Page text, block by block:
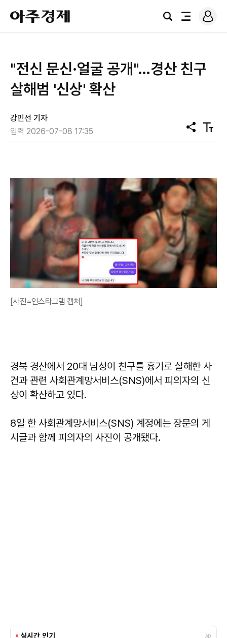
아
주
경
검
전
로
그
"전신 문신·얼굴 공개"…경산 친구
살해범 '신상' 확산
강민선 기자
입력 2026-07-08 17:35
공
유
텍
스
[사진=인스타그램 캡처]
경북 경산에서 20대 남성이 친구를 흉기로 살해한 사
건과 관련 사회관계망서비스(SNS)에서 피의자의 신
상이 확산하고 있다.
8일 한 사회관계망서비스(SNS) 계정에는 장문의 게
시글과 함께 피의자의 사진이 공개됐다.